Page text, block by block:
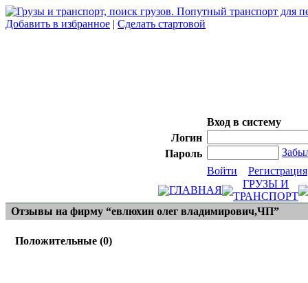
Добавить в избранное | Сделать стартовой
Вход в систему
Логин
Пароль
Войти
Регистрация
ГЛАВНАЯ
ГРУЗЫ И
ТРАНСПОРТ
Отзывы на фирму “евлюхин олег владимирович,ЧП”
Положительные (0)